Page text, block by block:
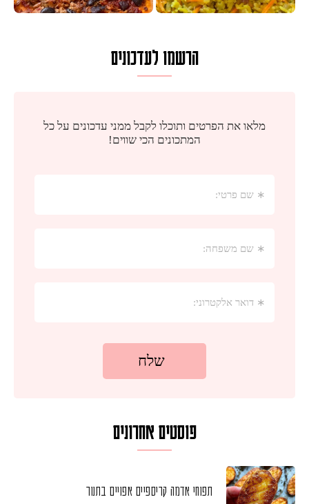
הרשמו לעדכונים
פוסטים אחרונים
תפוחי אדמה קריספיים אפויים בתנור